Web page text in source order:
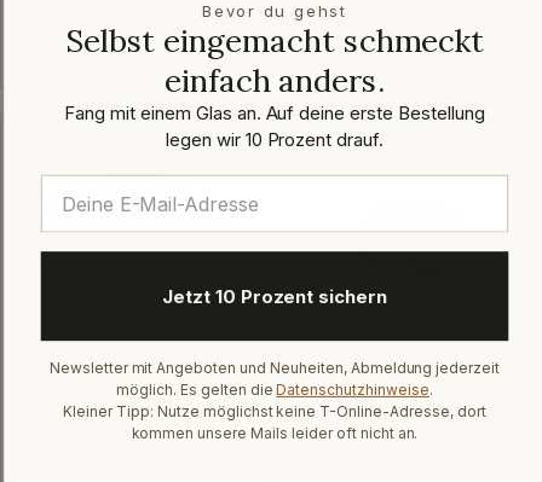
Preis
Sofort verfügbar
versandfertig in: 1-2 Arbeitstagen
Regulärer
Preis
0,23 €
Sofort verfügbar
Twist-Off-Verschluss 100
Twist-Off-Verschluss 58
mm Schwarz
Bevor du gehst
Selbst eingemacht schmeckt
einfach anders.
Fang mit einem Glas an. Auf deine erste Bestellung
legen wir 10 Prozent drauf.
Jetzt 10 Prozent sichern
Newsletter mit Angeboten und Neuheiten, Abmeldung jederzeit
möglich. Es gelten die Datenschutzhinweise.
Kleiner Tipp: Nutze möglichst keine T-Online-Adresse, dort
kommen unsere Mails leider oft nicht an.